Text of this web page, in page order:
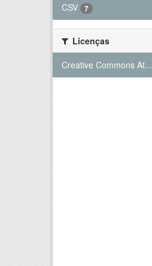
CSV
7
Licenças
Creative Commons At...